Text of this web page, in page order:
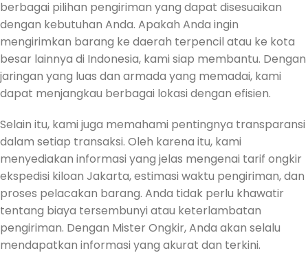
berbagai pilihan pengiriman yang dapat disesuaikan
dengan kebutuhan Anda. Apakah Anda ingin
mengirimkan barang ke daerah terpencil atau ke kota
besar lainnya di Indonesia, kami siap membantu. Dengan
jaringan yang luas dan armada yang memadai, kami
dapat menjangkau berbagai lokasi dengan efisien.
Selain itu, kami juga memahami pentingnya transparansi
dalam setiap transaksi. Oleh karena itu, kami
menyediakan informasi yang jelas mengenai tarif ongkir
ekspedisi kiloan Jakarta, estimasi waktu pengiriman, dan
proses pelacakan barang. Anda tidak perlu khawatir
tentang biaya tersembunyi atau keterlambatan
pengiriman. Dengan Mister Ongkir, Anda akan selalu
mendapatkan informasi yang akurat dan terkini.